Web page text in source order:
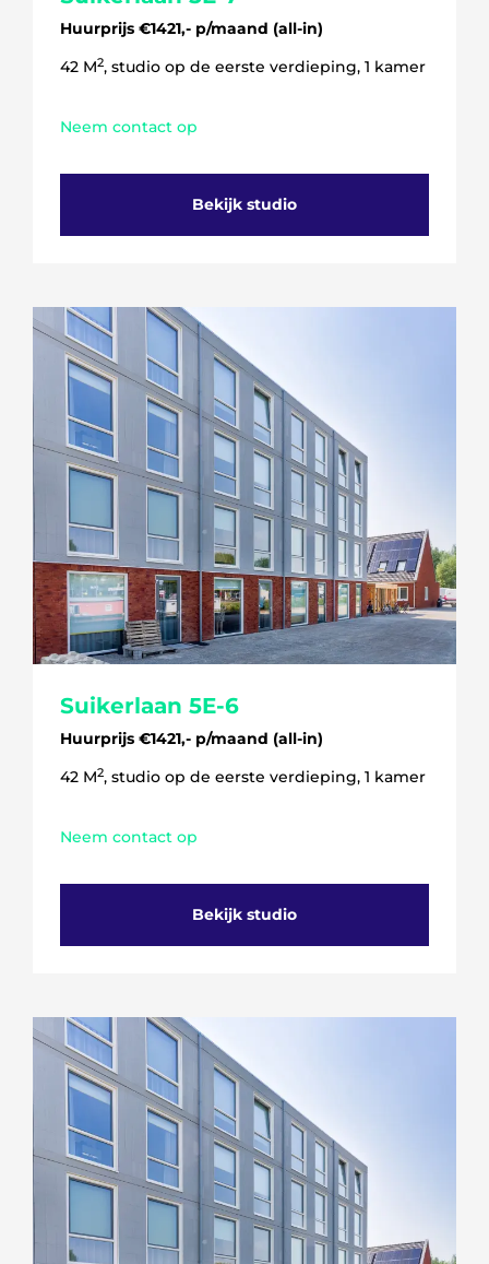
Huurprijs €1421,- p/maand (all-in)
42 M2, studio op de eerste verdieping, 1 kamer
Neem contact op
Bekijk studio
Suikerlaan 5E-6
Huurprijs €1421,- p/maand (all-in)
42 M2, studio op de eerste verdieping, 1 kamer
Neem contact op
Bekijk studio